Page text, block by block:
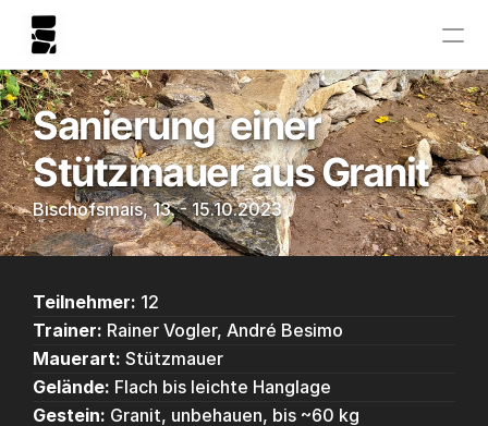
Sanierung  einer
Stützmauer aus Granit
Bischofsmais, 13. - 15.10.2023
Teilnehmer: 12
Trainer: Rainer Vogler, André Besimo
Mauerart: Stützmauer
Gelände: Flach bis leichte Hanglage
Gestein: Granit, unbehauen, bis ~60 kg